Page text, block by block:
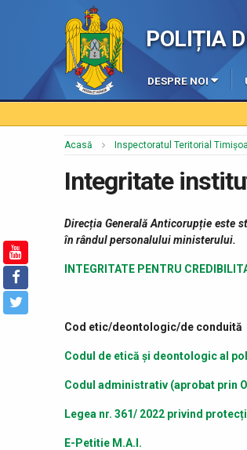
POLIȚIA
DESPRE NOI
Acasă Inspectoratul Teritorial
Integritate
Direcția Generală Anticorupție este
în rândul personalului ministerului.
INTEGRITATE PENTRU
Cod etic/deontologic/de conduită
Codul de etică și deontologic al
Codul administrativ (aprobat prin
Legea nr. 361/ 2022 privind
E-Petitie M.A.I.